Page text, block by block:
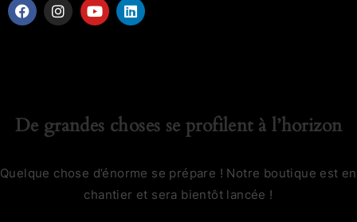
De grandes choses se profilent à l’horizon
Quelque chose d’énorme se prépare ! Notre boutique est en
chantier et sera bientôt lancée !